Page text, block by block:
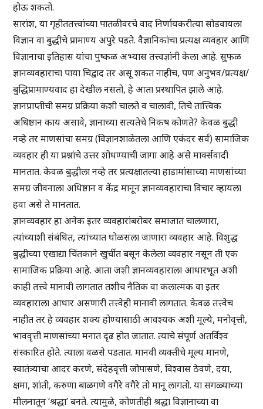
होऊ शकतो.
सारांश, या गृहीततत्त्वांच्या पातळीवरचे वाद निर्णायकरीत्या सोडवायला
विज्ञान वा बुद्धीचे प्रामाण्य अपुरे पडते. वैज्ञानिकांचा प्रत्यक्ष व्यवहार आणि
विज्ञानाचा इतिहास यांचा पुष्कळ अभ्यास तत्त्वज्ञांनी केला आहे. सुफळ
ज्ञानव्यवहाराचा पाया चिद्वाद तर असू शकत नाहीच, पण अनुभव/प्रत्यक्ष/
बुद्धिप्रामाण्यवाद हा देखील नसतो, हे आता प्रस्थापित झाले आहे.
ज्ञानप्राप्तीची समग्र प्रक्रिया कशी चालते व चालावी, तिचे तात्त्विक
अधिष्ठान काय असावे, ज्ञानाच्या सत्यतेचे निकष कोणते? केवळ बुद्धी
नव्हे तर माणसांचा समग्र (विज्ञानशाळेतला आणि एकंदर सर्व) सामाजिक
व्यवहार ही या प्रश्नांचे उत्तर शोधण्याची जागा आहे असे मार्क्सवादी
मानतात. केवळ बुद्धीला नव्हे तर प्रत्यक्षातल्या हाडामांसाच्या माणसांच्या
समग्र जीवनाला अधिष्ठान व केंद्र मानून ज्ञानव्यवहाराचा विचार व्हायला
हवा असे ते मानतात.
ज्ञानव्यवहार हा अनेक इतर व्यवहारांबरोबर समाजात चालणारा,
त्यांच्याशी संबंधित, त्यांच्यात घोळसला जाणारा व्यवहार आहे. विशुद्ध
बुद्धीच्या एखाद्या चिंतकाने खुर्चीत बसून केलेला व्यवहार नसून ती एक
सामाजिक प्रक्रिया आहे. आता जशी ज्ञानव्यवहाराला आधारभूत अशी
काही तत्त्वे मानावी लागतात तशीच नैतिक वा कलात्मक वा इतर
व्यवहाराला आधार असणारी तत्त्वेही मानावी लागतात. केवळ तत्त्वेच
नाहीत तर हे व्यवहार शक्य होण्यासाठी आवश्यक अशी मूल्ये, मनोवृत्ती,
भाववृत्ती माणसांच्या मनात दृढ होत जातात. त्याचे संपूर्ण अंतर्विश्व
संस्कारित होते. त्याला वळसे पडतात. मानवी व्यक्तीचे मूल्य मानणे,
स्वातंत्र्याचा आदर करणे, संदेहवृत्ती जोपासणे, विश्वास ठेवणे, दया,
क्षमा, शांती, करुणा बाळगणे वगैरे वगैरे तो मानू लागतो. या सगळ्याच्या
मीलनातून ‘श्रद्धा’ बनते. त्यामुळे, कोणतीही श्रद्धा विज्ञानाच्या वा